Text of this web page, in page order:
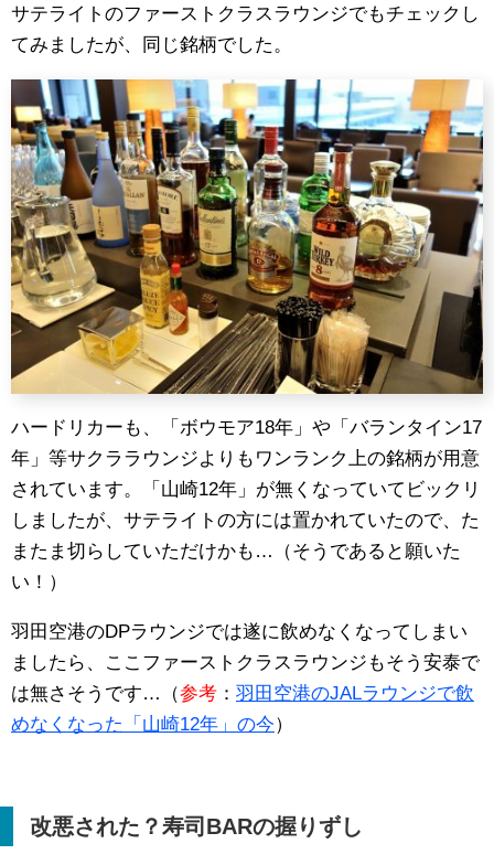
サテライトのファーストクラスラウンジでもチェックし
てみましたが、同じ銘柄でした。
ハードリカーも、「ボウモア18年」や「バランタイン17
年」等サクララウンジよりもワンランク上の銘柄が用意
されています。「山崎12年」が無くなっていてビックリ
しましたが、サテライトの方には置かれていたので、た
またま切らしていただけかも…（そうであると願いた
い！）
羽田空港のDPラウンジでは遂に飲めなくなってしまい
ましたら、ここファーストクラスラウンジもそう安泰で
は無さそうです…（参考 ： 羽田空港のJALラウンジで飲
めなくなった「山崎12年」の今）
改悪された？寿司BARの握りずし